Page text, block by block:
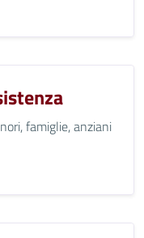
famiglie, anziani